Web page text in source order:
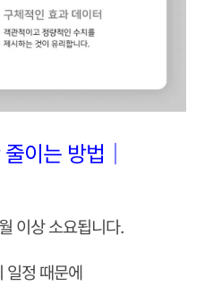
이는 방법｜
이상 소요됩니다.
정 때문에